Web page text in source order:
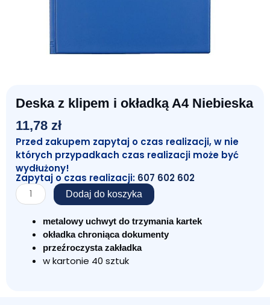
Deska z klipem i okładką A4 Niebieska
11,78 zł
Przed zakupem zapytaj o czas realizacji, w nie
których przypadkach czas realizacji może być
wydłużony!
Zapytaj o czas realizacji: 607 602 602
ilość
Deska
okładką
Dodaj do koszyka
metalowy uchwyt do trzymania kartek
okładka chroniąca dokumenty
przeźroczysta zakładka
w kartonie 40 sztuk